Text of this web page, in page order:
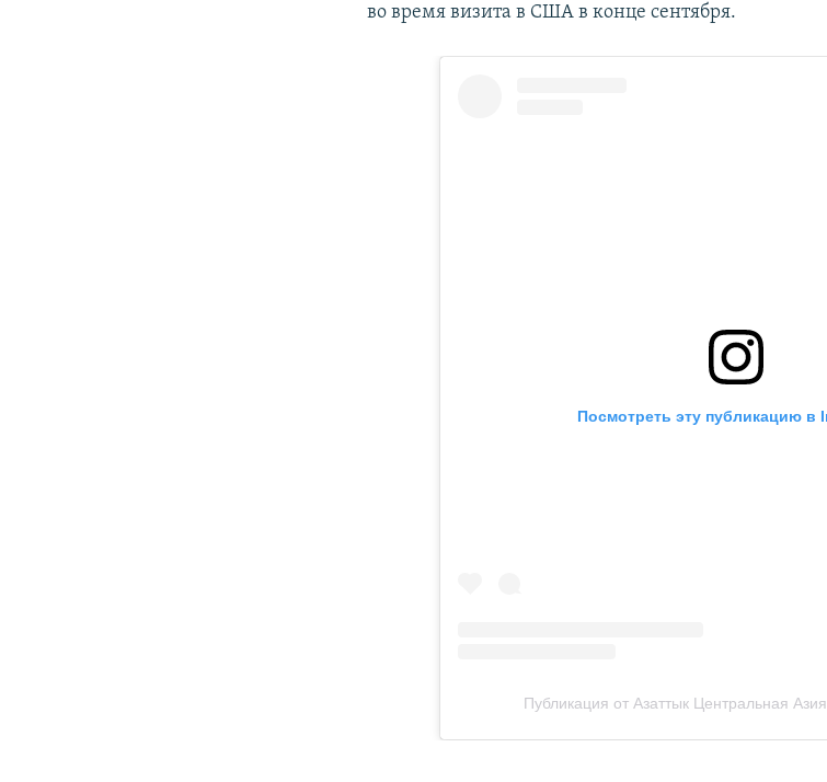
во время визита в США в конце сентября.